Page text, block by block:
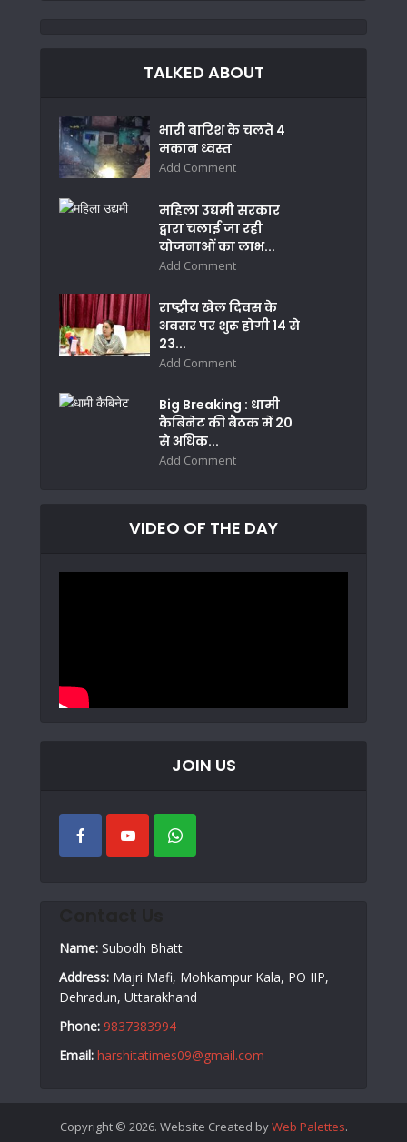
TALKED ABOUT
भारी बारिश के चलते 4
मकान ध्वस्त
Add Comment
महिला उद्यमी सरकार
द्वारा चलाई जा रही
योजनाओं का लाभ...
Add Comment
राष्ट्रीय खेल दिवस के
अवसर पर शुरू होगी 14 से
23...
Add Comment
Big Breaking : धामी
कैबिनेट की बैठक में 20
से अधिक...
Add Comment
VIDEO OF THE DAY
JOIN US
Name: Subodh Bhatt
Address: Majri Mafi, Mohkampur Kala, PO IIP,
Dehradun, Uttarakhand
Phone: 9837383994
Email: harshitatimes09@gmail.com
Copyright © 2026. Website Created byWeb Palettes.